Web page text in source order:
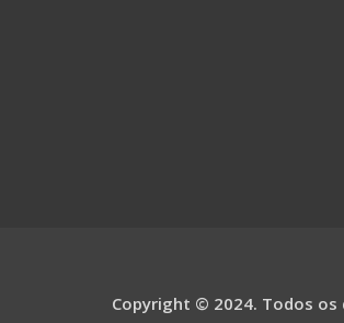
Copyright © 2024. Todos